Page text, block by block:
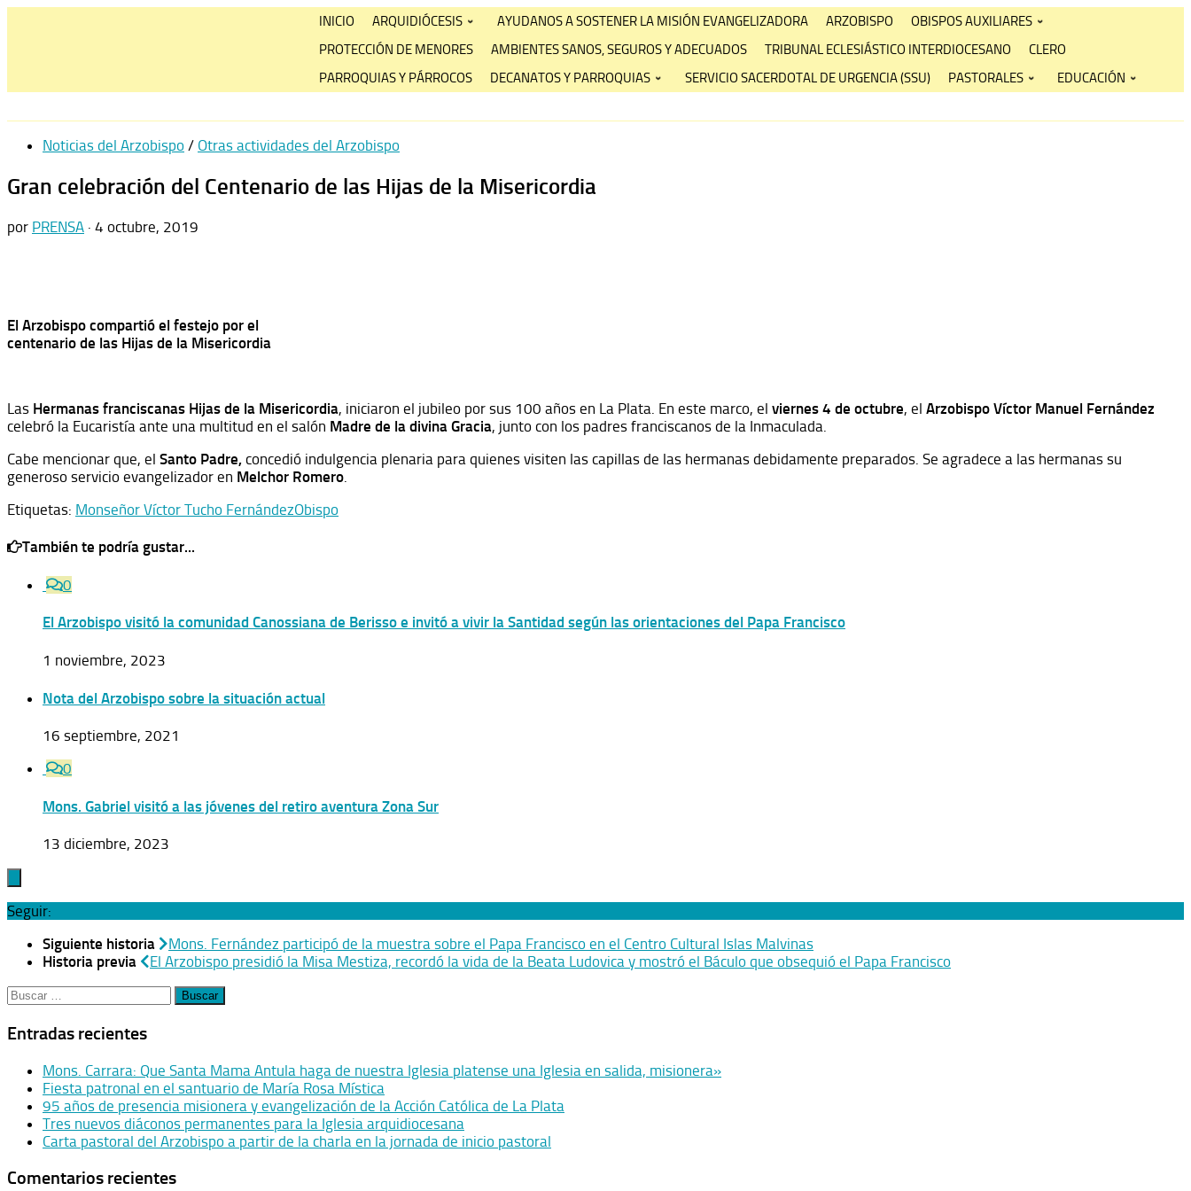
INICIO ARQUIDIÓCESIS AYUDANOS A SOSTENER LA MISIÓN EVANGELIZADORA ARZOBISPO
OBISPOS AUXILIARES
PROTECCIÓN DE MENORES
AMBIENTES SANOS, SEGUROS Y ADECUADOS TRIBUNAL ECLESIÁSTICO INTERDIOCESANO
CLERO
PARROQUIAS Y PÁRROCOS
DECANATOS Y PARROQUIAS SERVICIO SACERDOTAL DE URGENCIA (SSU) PASTORALES EDUCACIÓN
Noticias del Arzobispo / Otras actividades del Arzobispo
Gran celebración del Centenario de las Hijas de la Misericordia
por PRENSA · 4 octubre, 2019
El Arzobispo compartió el festejo por el
centenario de las Hijas de la Misericordia
Las Hermanas franciscanas Hijas de la Misericordia, iniciaron el jubileo por sus 100 años en La Plata. En este marco, el viernes 4 de octubre, el Arzobispo Víctor Manuel Fernández
celebró la Eucaristía ante una multitud en el salón Madre de la divina Gracia, junto con los padres franciscanos de la Inmaculada.
Cabe mencionar que, el Santo Padre, concedió indulgencia plenaria para quienes visiten las capillas de las hermanas debidamente preparados. Se agradece a las hermanas su
generoso servicio evangelizador en Melchor Romero
Etiquetas: Monseñor Víctor Tucho FernándezObispo
También te podría gustar...
0
El Arzobispo visitó la comunidad Canossiana de Berisso e invitó a vivir la Santidad según las orientaciones del Papa Francisco
1 noviembre, 2023
Nota del Arzobispo sobre la situación actual
16 septiembre, 2021
0
Mons. Gabriel visitó a las jóvenes del retiro aventura Zona Sur
13 diciembre, 2023
Seguir:
Siguiente historia
Mons. Fernández participó de la muestra sobre el Papa Francisco en el Centro Cultural Islas Malvinas
Historia previa
El Arzobispo presidió la Misa Mestiza, recordó la vida de la Beata Ludovica y mostró el Báculo que obsequió el Papa Francisco
Entradas recientes
Mons. Carrara: Que Santa Mama Antula haga de nuestra Iglesia platense una Iglesia en salida, misionera»
Fiesta patronal en el santuario de María Rosa Mística
95 años de presencia misionera y evangelización de la Acción Católica de La Plata
Tres nuevos diáconos permanentes para la Iglesia arquidiocesana
Carta pastoral del Arzobispo a partir de la charla en la jornada de inicio pastoral
Comentarios recientes